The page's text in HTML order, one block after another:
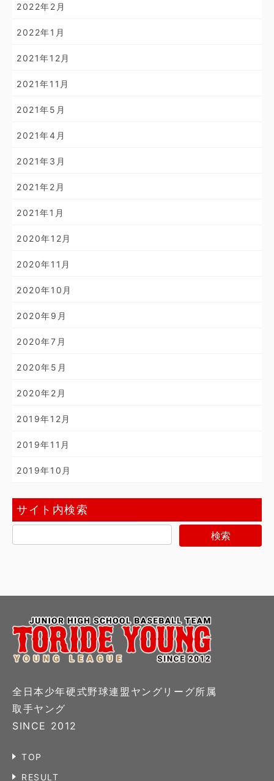
2022年2月
2022年1月
2021年12月
2021年11月
2021年5月
2021年4月
2021年3月
2021年2月
2021年1月
2020年12月
2020年11月
2020年10月
2020年9月
2020年7月
2020年5月
2020年2月
2019年12月
2019年11月
2019年10月
サイト内検索
全日本少年硬式野球連盟ヤングリーグ所属
取手ヤング
SINCE 2012
TOP
RESULT